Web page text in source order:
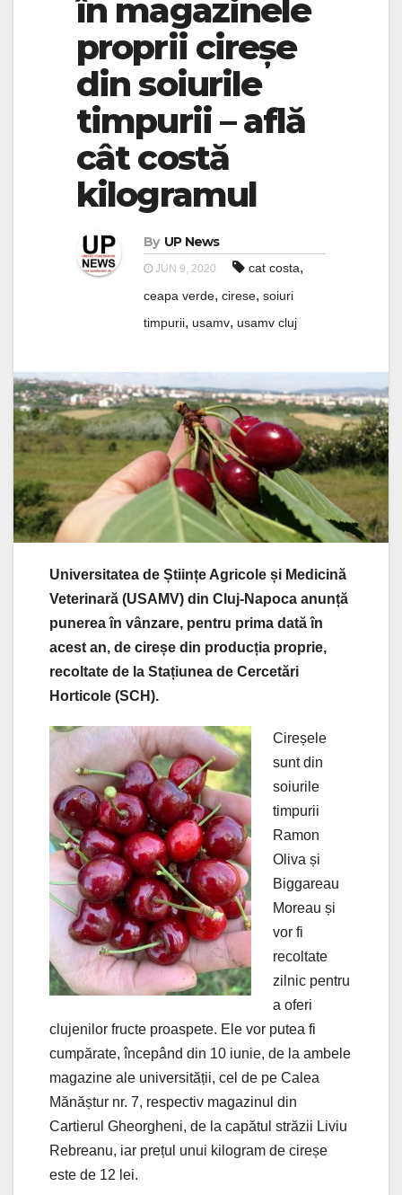
în magazinele
proprii cireșe
din soiurile
timpurii – află
cât costă
kilogramul
By UP News
JUN 9, 2020 cat costa,
ceapa verde, cirese, soiuri
timpurii, usamv, usamv cluj
Universitatea de Științe Agricole și Medicină
Veterinară (USAMV) din Cluj-Napoca anunță
punerea în vânzare, pentru prima dată în
acest an, de cireșe din producția proprie,
recoltate de la Stațiunea de Cercetări
Horticole (SCH).
Cireșele
sunt din
soiurile
timpurii
Ramon
Oliva și
Biggareau
Moreau și
vor fi
recoltate
zilnic pentru
a oferi
clujenilor fructe proaspete. Ele vor putea fi
cumpărate, începând din 10 iunie, de la ambele
magazine ale universității, cel de pe Calea
Mănăștur nr. 7, respectiv magazinul din
Cartierul Gheorgheni, de la capătul străzii Liviu
Rebreanu, iar prețul unui kilogram de cireșe
este de 12 lei.